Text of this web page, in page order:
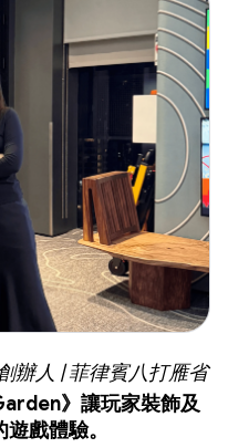
辦人 | 菲律賓八打雁省
》讓玩家裝飾及
戲體驗。